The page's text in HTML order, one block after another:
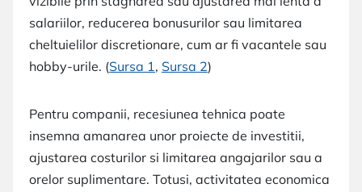
salariilor, reducerea bonusurilor sau limitarea
cheltuielilor discretionare, cum ar fi vacantele sau
hobby-urile. (Sursa 1, Sursa 2)
Pentru companii, recesiunea tehnica poate
insemna amanarea unor proiecte de investitii,
ajustarea costurilor si limitarea angajarilor sau a
orelor suplimentare. Totusi, activitatea economica